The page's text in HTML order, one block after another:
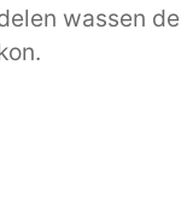
wassen de